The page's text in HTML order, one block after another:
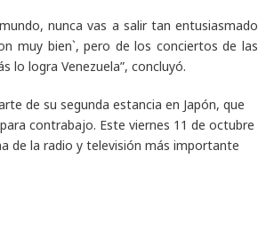
nunca vas a salir tan entusiasmado
muy bien`, pero de los conciertos de las
lo logra Venezuela”, concluyó.
de su segunda estancia en Japón, que
contrabajo. Este viernes 11 de octubre
de la radio y televisión más importante